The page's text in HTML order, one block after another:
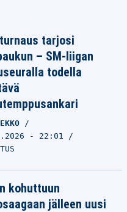
tarjosi
– SM-liigan
todella
- 22:01
kohuttuun
jälleen uusi